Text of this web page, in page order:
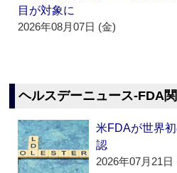
目が対象に
2026年08月07日 (金)
ヘルスデーニュース‐FDA
米FDAが世界
認
2026年07月21日